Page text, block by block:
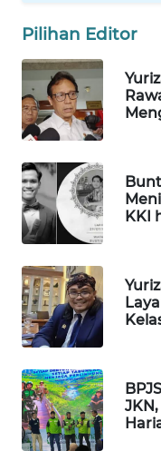
Pilihan Editor
KKI
WAHANA
TV
WAHANANEWS
ID
WAHANANEWS
CO ID
WAHANANEWS
WAHANA
SPORT
WAHANA
UMKM
WAHANA